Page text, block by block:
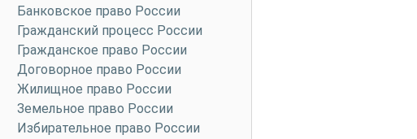
Банковское право России
Гражданский процесс России
Гражданское право России
Договорное право России
Жилищное право России
Земельное право России
Избирательное право России